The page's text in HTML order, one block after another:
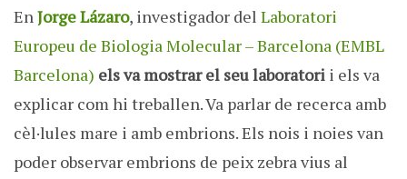
EnJorge Lázaro, investigador del Laboratori
Europeu de Biologia Molecular – Barcelona (EMBL
Barcelona) els va mostrar el seu laboratori i els va
explicar com hi treballen. Va parlar de recerca amb
cèl·lules mare i amb embrions. Els nois i noies van
poder observar embrions de peix zebra vius al